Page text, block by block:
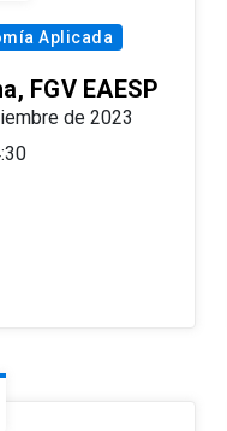
Aplicada
FGV EAESP
de 2023